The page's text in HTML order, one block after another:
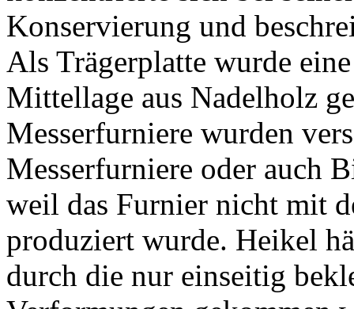
Konservie­rung und
Als Trägerplatte wurde
Mittellage aus Nadelholz
Messerfurniere wurden
Messerfurniere oder auch
weil das Furnier nicht mit
produziert wurde. Heikel
durch die nur einseitig